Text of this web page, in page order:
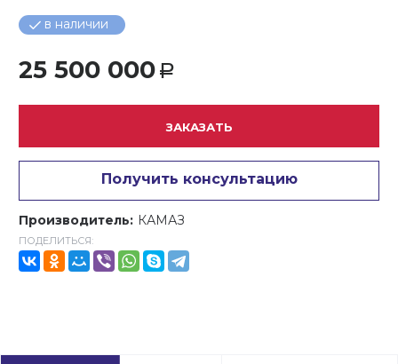
в наличии
25 500 000 Р
ЗАКАЗАТЬ
Получить консультацию
Производитель: КАМАЗ
ПОДЕЛИТЬСЯ: